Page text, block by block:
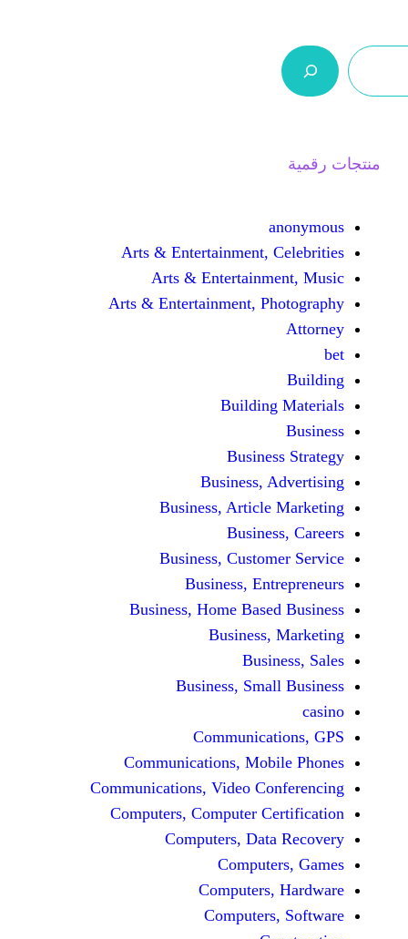
Arts & Entertainment,
Arts &
Arts & Entertainment,
Business,
Business,
Business,
Business,
Business, Home
Business,
Communications,
Communications, Video
Computers, Computer
Computers,